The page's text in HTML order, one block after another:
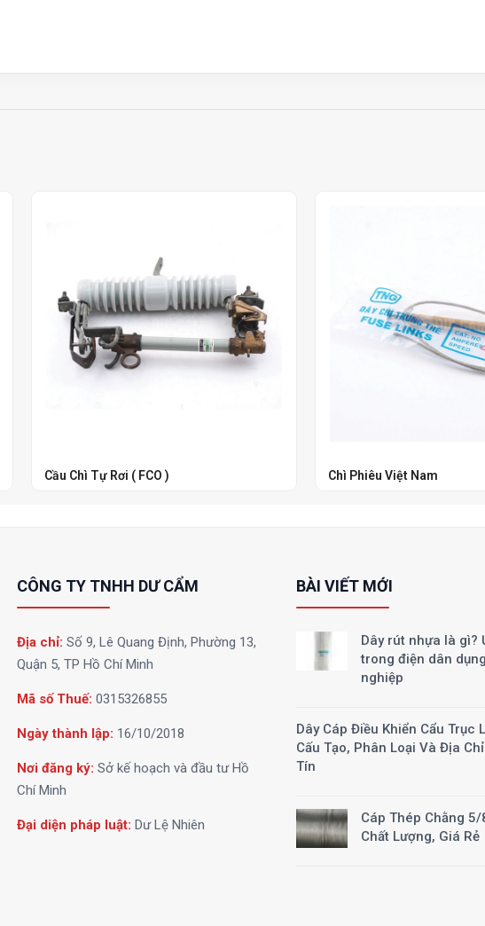
Cầu Chì Tự Rơi ( FCO ) Chì Phiêu Việt Nam
CÔNG TY TNHH DƯ CẨM
Địa chỉ:Số 9, Lê Quang Định, Phường 13,
Quận 5, TP Hồ Chí Minh
Mã số Thuế: 0315326855
Ngày thành lập: 16/10/2018
Nơi đăng ký: Sở kế hoạch và đầu tư Hồ
Chí Minh
Đại diện pháp luật: Dư Lệ Nhiên
BÀI VIẾT MỚI
Dây rút nhựa là gì?
trong điện dân
nghiệp
Dây Cáp Điều Khiển Cẩu Trục
Cấu Tạo, Phân Loại Và Địa
Tín
Cáp Thép Chằng
Chất Lượng, Giá Rẻ